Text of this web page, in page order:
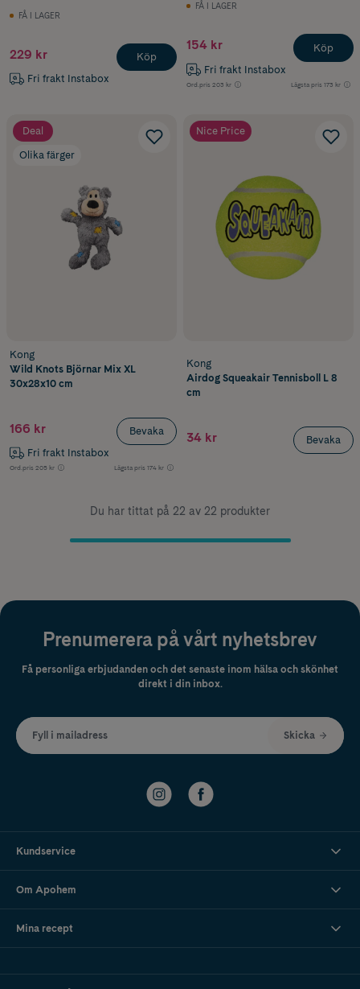
FÅ I LAGER
229 kr
Fri frakt Instabox
Köp
FÅ I LAGER
154 kr
Fri frakt Instabox
Ord.pris 203 kr Lägsta pris 173 kr
Köp
Deal
Olika färger
Kong
Wild Knots Björnar Mix XL
30x28x10 cm
166 kr
Fri frakt Instabox
Ord.pris 205 kr Lägsta pris 174 kr
Bevaka
Nice Price
Kong
Airdog Squeakair Tennisboll L 8
cm
34 kr Bevaka
Du har tittat på 22 av 22 produkter
Prenumerera på vårt nyhetsbrev
Få personliga erbjudanden och det senaste inom hälsa och skönhet
direkt i din inbox.
Fyll i mailadress Skicka
Kundservice
Om Apohem
Mina recept